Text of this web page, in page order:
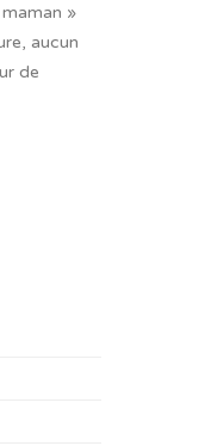
»
aucun
de